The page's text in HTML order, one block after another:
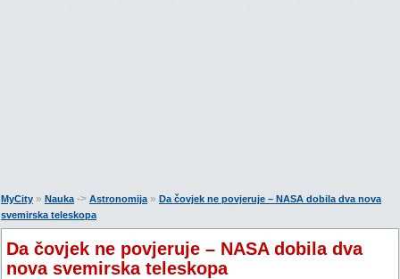
MyCity » Nauka-> Astronomija» Da čovjek ne povjeruje – NASA dobila dva nova
svemirska teleskopa
Da čovjek ne povjeruje – NASA dobila dva
nova svemirska teleskopa